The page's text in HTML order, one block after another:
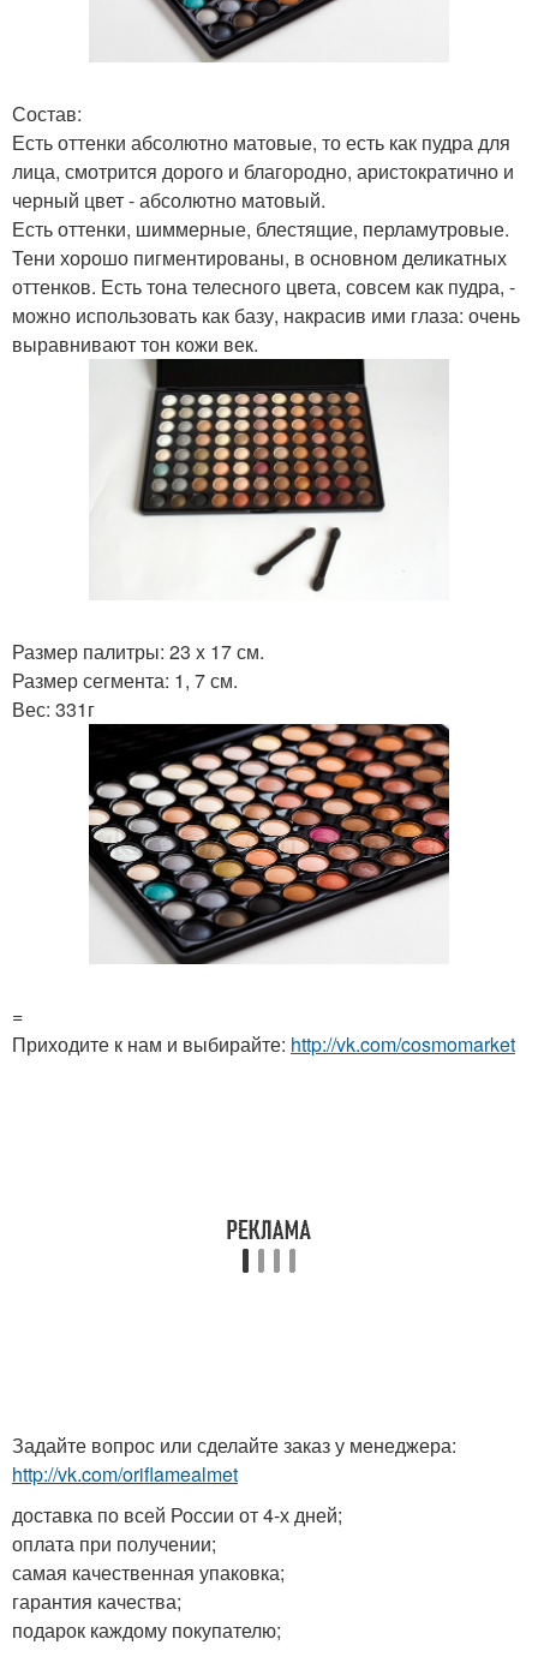
Состав:
Есть оттенки абсолютно матовые, то есть как пудра для
лица, смотрится дорого и благородно, аристократично и
черный цвет - абсолютно матовый.
Есть оттенки, шиммерные, блестящие, перламутровые.
Тени хорошо пигментированы, в основном деликатных
оттенков. Есть тона телесного цвета, совсем как пудра, -
можно использовать как базу, накрасив ими глаза: очень
выравнивают тон кожи век.
Размер палитры: 23 x 17 см.
Размер сегмента: 1, 7 см.
Вес: 331г
=
Приходите к нам и выбирайте: http://vk.com/cosmomarket
Задайте вопрос или сделайте заказ у менеджера:
http://vk.com/oriflamealmet
доставка по всей России от 4-х дней;
оплата при получении;
самая качественная упаковка;
гарантия качества;
подарок каждому покупателю;